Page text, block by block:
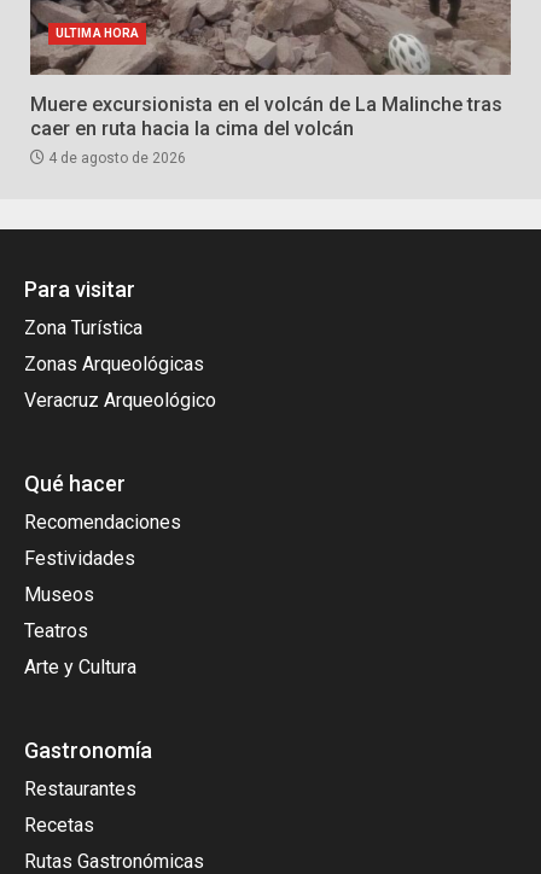
ULTIMA HORA
Muere excursionista en el volcán de La Malinche tras
caer en ruta hacia la cima del volcán
4 de agosto de 2026
Para visitar
Zona Turística
Zonas Arqueológicas
Veracruz Arqueológico
Qué hacer
Recomendaciones
Festividades
Museos
Teatros
Arte y Cultura
Gastronomía
Restaurantes
Recetas
Rutas Gastronómicas